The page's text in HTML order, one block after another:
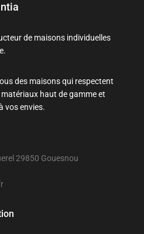
de maisons individuelles
des maisons qui respectent
matériaux haut de gamme et
vos envies.
29850 Gouesnou